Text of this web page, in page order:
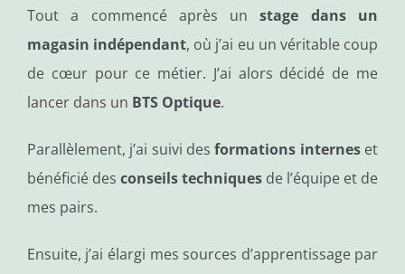
Tout a commencé après unstage dans un
magasin indépendant, où j’ai eu un véritable coup
de cœur pour ce métier. J’ai alors décidé de me
lancer dans un BTS Optique.
Parallèlement, j’ai suivi desformations interneset
bénéficié des conseils techniques de l’équipe et de
mes pairs.
Ensuite, j’ai élargi mes sources d’apprentissage par